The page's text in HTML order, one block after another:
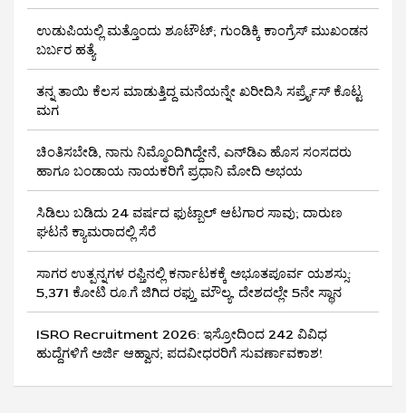
ಉಡುಪಿಯಲ್ಲಿ ಮತ್ತೊಂದು ಶೂಟೌಟ್‌; ಗುಂಡಿಕ್ಕಿ ಕಾಂಗ್ರೆಸ್‌ ಮುಖಂಡನ
ಬರ್ಬರ ಹತ್ಯೆ
ತನ್ನ ತಾಯಿ ಕೆಲಸ ಮಾಡುತ್ತಿದ್ದ ಮನೆಯನ್ನೇ ಖರೀದಿಸಿ ಸರ್ಪ್ರೈಸ್ ಕೊಟ್ಟ
ಮಗ
ಚಿಂತಿಸಬೇಡಿ, ನಾನು ನಿಮ್ಮೊಂದಿಗಿದ್ದೇನೆ, ಎನ್‌ಡಿಎ ಹೊಸ ಸಂಸದರು
ಹಾಗೂ ಬಂಡಾಯ ನಾಯಕರಿಗೆ ಪ್ರಧಾನಿ ಮೋದಿ ಅಭಯ
ಸಿಡಿಲು ಬಡಿದು 24 ವರ್ಷದ ಫುಟ್ಬಾಲ್ ಆಟಗಾರ ಸಾವು; ದಾರುಣ
ಘಟನೆ ಕ್ಯಾಮರಾದಲ್ಲಿ ಸೆರೆ
ಸಾಗರ ಉತ್ಪನ್ನಗಳ ರಫ್ತಿನಲ್ಲಿ ಕರ್ನಾಟಕಕ್ಕೆ ಅಭೂತಪೂರ್ವ ಯಶಸ್ಸು:
5,371 ಕೋಟಿ ರೂ.ಗೆ ಜಿಗಿದ ರಫ್ತು ಮೌಲ್ಯ, ದೇಶದಲ್ಲೇ 5ನೇ ಸ್ಥಾನ
ISRO Recruitment 2026: ಇಸ್ರೋದಿಂದ 242 ವಿವಿಧ
ಹುದ್ದೆಗಳಿಗೆ ಅರ್ಜಿ ಆಹ್ವಾನ; ಪದವೀಧರರಿಗೆ ಸುವರ್ಣಾವಕಾಶ!